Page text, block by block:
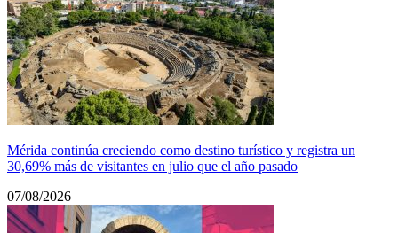
Mérida continúa creciendo como destino turístico y registra un
30,69% más de visitantes en julio que el año pasado
07/08/2026